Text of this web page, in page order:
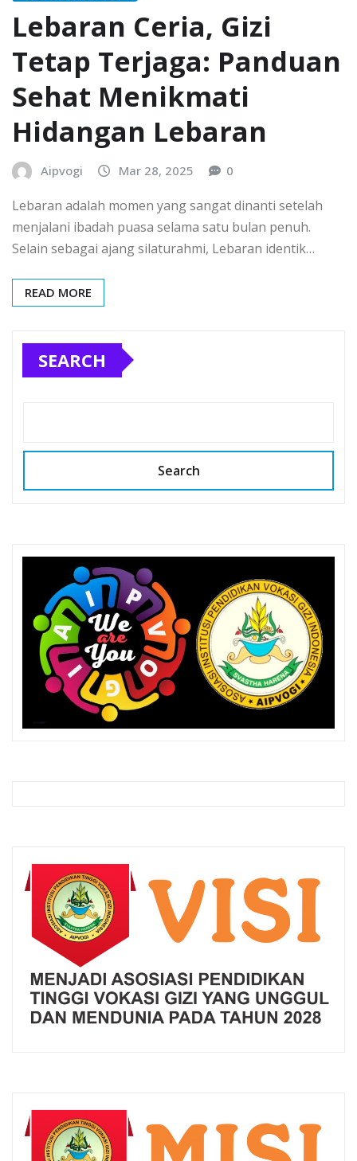
Lebaran Ceria, Gizi
Tetap Terjaga: Panduan
Sehat Menikmati
Hidangan Lebaran
Aipvogi Mar 28, 2025 0
Lebaran adalah momen yang sangat dinanti setelah
menjalani ibadah puasa selama satu bulan penuh.
Selain sebagai ajang silaturahmi, Lebaran identik…
READ MORE
SEARCH
Search